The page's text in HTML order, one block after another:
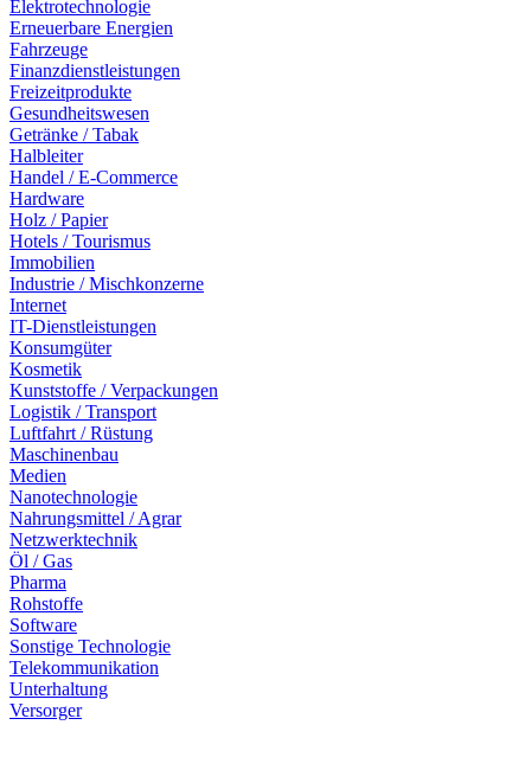
Elektrotechnologie
Erneuerbare Energien
Fahrzeuge
Finanzdienstleistungen
Freizeitprodukte
Gesundheitswesen
Getränke / Tabak
Halbleiter
Handel / E-Commerce
Hardware
Holz / Papier
Hotels / Tourismus
Immobilien
Industrie / Mischkonzerne
Internet
IT-Dienstleistungen
Konsumgüter
Kosmetik
Kunststoffe / Verpackungen
Logistik / Transport
Luftfahrt / Rüstung
Maschinenbau
Medien
Nanotechnologie
Nahrungsmittel / Agrar
Netzwerktechnik
Öl / Gas
Pharma
Rohstoffe
Software
Sonstige Technologie
Telekommunikation
Unterhaltung
Versorger